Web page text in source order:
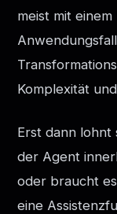
meist mit
Komplexität
Erst dann lohnt
der Agent
oder braucht
eine